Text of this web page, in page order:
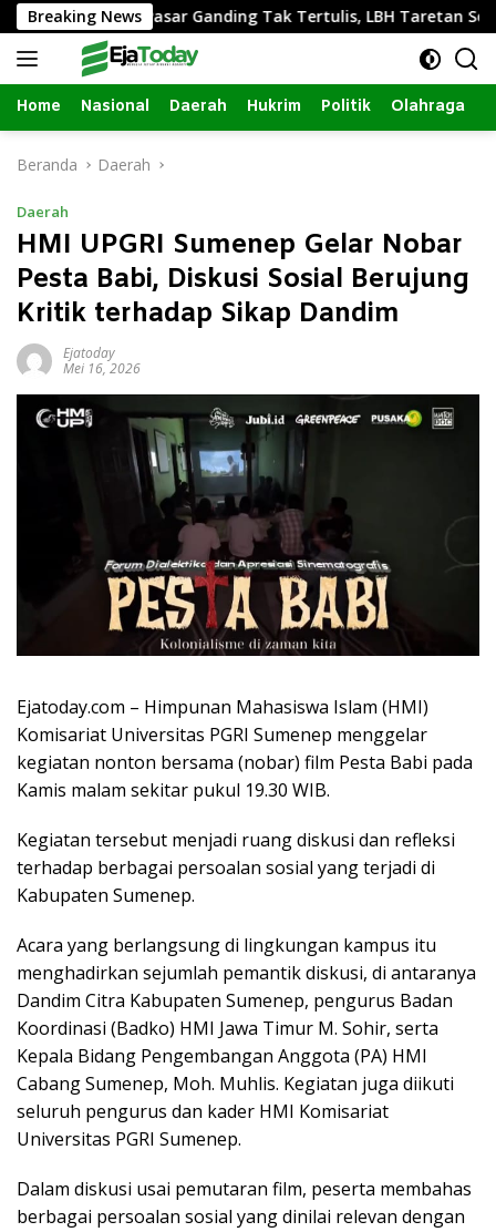
Langsung
ke
konten
Breaking News
Lapak Pasar Ganding Tak Tertulis, LBH Taretan Soroti
Home Nasional Daerah Hukrim Politik Olahraga
Beranda Daerah
Daerah
HMI UPGRI Sumenep Gelar Nobar
Pesta Babi, Diskusi Sosial Berujung
Kritik terhadap Sikap Dandim
Ejatoday
Mei 16, 2026
Ejatoday.com – Himpunan Mahasiswa Islam (HMI)
Komisariat Universitas PGRI Sumenep menggelar
kegiatan nonton bersama (nobar) film Pesta Babi pada
Kamis malam sekitar pukul 19.30 WIB.
Kegiatan tersebut menjadi ruang diskusi dan refleksi
terhadap berbagai persoalan sosial yang terjadi di
Kabupaten Sumenep.
Acara yang berlangsung di lingkungan kampus itu
menghadirkan sejumlah pemantik diskusi, di antaranya
Dandim Citra Kabupaten Sumenep, pengurus Badan
Koordinasi (Badko) HMI Jawa Timur M. Sohir, serta
Kepala Bidang Pengembangan Anggota (PA) HMI
Cabang Sumenep, Moh. Muhlis. Kegiatan juga diikuti
seluruh pengurus dan kader HMI Komisariat
Universitas PGRI Sumenep.
Dalam diskusi usai pemutaran film, peserta membahas
berbagai persoalan sosial yang dinilai relevan dengan